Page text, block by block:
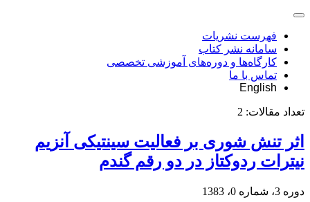
فهرست نشریات
سامانه نشر کتاب
کارگاه‌ها و دوره‌های آموزشی تخصصی
تماس با ما
English
تعداد مقالات: 2
اثر تنش شوری بر فعالیت سینتیکی آنزیم
نیترات ‌ردوکتاز در دو رقم گندم
دوره 3، شماره 0، 1383